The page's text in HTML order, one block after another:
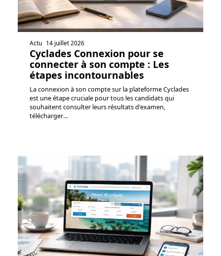
Actu 14 juillet 2026
Cyclades Connexion pour se
connecter à son compte : Les
étapes incontournables
La connexion à son compte sur la plateforme Cyclades
est une étape cruciale pour tous les candidats qui
souhaitent consulter leurs résultats d'examen,
télécharger…